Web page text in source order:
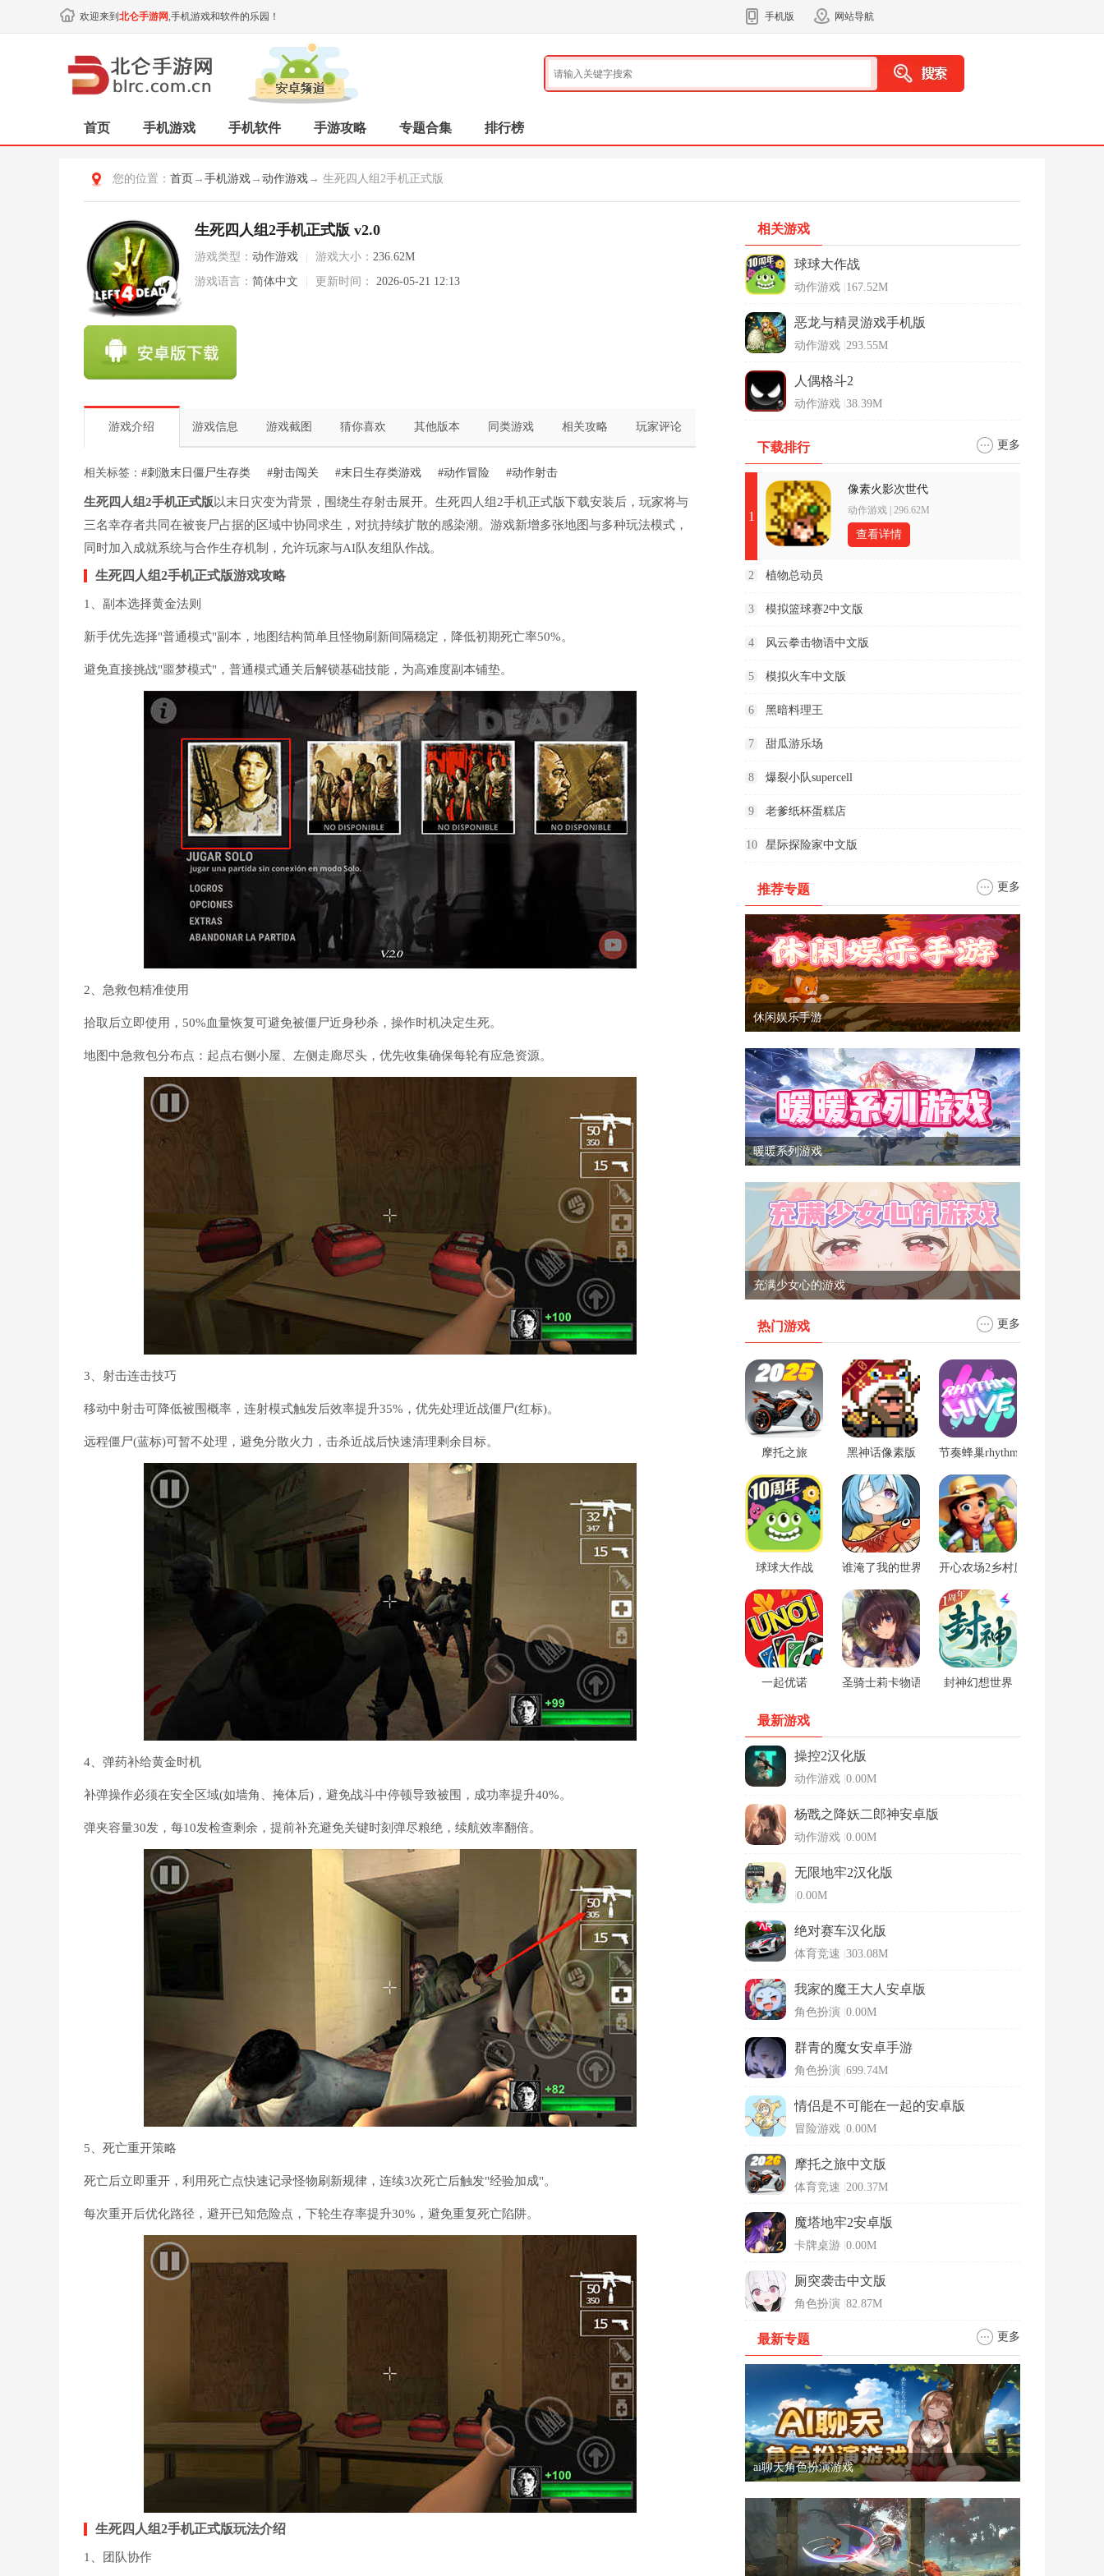
欢迎来到 北仑手游网,手机游戏和软件的乐园！ 手机版 网站导航
首页 手机游戏 手机软件 手游攻略 专题合集 排行榜
您的位置： 首页 → 手机游戏 → 动作游戏 → 生死四人组2手机正式版
生死四人组2手机正式版 v2.0
游戏类型： 动作游戏 游戏大小： 236.62M
游戏语言： 简体中文 更新时间： 2026-05-21 12:13
游戏介绍 游戏信息 游戏截图 猜你喜欢 其他版本 同类游戏 相关攻略 玩家评论
相关标签： #刺激末日僵尸生存类 #射击闯关 #末日生存类游戏 #动作冒险 #动作射击
生死四人组2手机正式版以末日灾变为背景，围绕生存射击展开。生死四人组2手机正式版下载安装后，玩家将与
三名幸存者共同在被丧尸占据的区域中协同求生，对抗持续扩散的感染潮。游戏新增多张地图与多种玩法模式，
同时加入成就系统与合作生存机制，允许玩家与AI队友组队作战。
生死四人组2手机正式版游戏攻略
1、副本选择黄金法则
新手优先选择"普通模式"副本，地图结构简单且怪物刷新间隔稳定，降低初期死亡率50%。
避免直接挑战"噩梦模式"，普通模式通关后解锁基础技能，为高难度副本铺垫。
2、急救包精准使用
拾取后立即使用，50%血量恢复可避免被僵尸近身秒杀，操作时机决定生死。
地图中急救包分布点：起点右侧小屋、左侧走廊尽头，优先收集确保每轮有应急资源。
3、射击连击技巧
移动中射击可降低被围概率，连射模式触发后效率提升35%，优先处理近战僵尸(红标)。
远程僵尸(蓝标)可暂不处理，避免分散火力，击杀近战后快速清理剩余目标。
4、弹药补给黄金时机
补弹操作必须在安全区域(如墙角、掩体后)，避免战斗中停顿导致被围，成功率提升40%。
弹夹容量30发，每10发检查剩余，提前补充避免关键时刻弹尽粮绝，续航效率翻倍。
5、死亡重开策略
死亡后立即重开，利用死亡点快速记录怪物刷新规律，连续3次死亡后触发"经验加成"。
每次重开后优化路径，避开已知危险点，下轮生存率提升30%，避免重复死亡陷阱。
生死四人组2手机正式版玩法介绍
1、团队协作
相关游戏
球球大作战
动作游戏 167.52M
恶龙与精灵游戏手机版
动作游戏 293.55M
人偶格斗2
动作游戏 38.39M
下载排行 更多
1
像素火影次世代
动作游戏 296.62M
查看详情
2 植物总动员
3 模拟篮球赛2中文版
4 风云拳击物语中文版
5 模拟火车中文版
6 黑暗料理王
7 甜瓜游乐场
8 爆裂小队supercell
9 老爹纸杯蛋糕店
10 星际探险家中文版
推荐专题 更多
休闲娱乐手游
暖暖系列游戏
充满少女心的游戏
热门游戏 更多
摩托之旅 黑神话像素版 节奏蜂巢rhythm hive
球球大作战 谁淹了我的世界游戏开心农场2乡村度假中文版
一起优诺 圣骑士莉卡物语安卓手游封神幻想世界
最新游戏
操控2汉化版
动作游戏 0.00M
杨戬之降妖二郎神安卓版
动作游戏 0.00M
无限地牢2汉化版
0.00M
绝对赛车汉化版
体育竞速 303.08M
我家的魔王大人安卓版
角色扮演 0.00M
群青的魔女安卓手游
角色扮演 699.74M
情侣是不可能在一起的安卓版
冒险游戏 0.00M
摩托之旅中文版
体育竞速 200.37M
魔塔地牢2安卓版
卡牌桌游 0.00M
厕突袭击中文版
角色扮演 82.87M
最新专题 更多
ai聊天角色扮演游戏